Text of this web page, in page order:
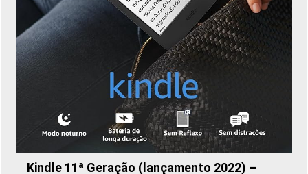
Kindle 11ª Geração (lançamento 2022) –